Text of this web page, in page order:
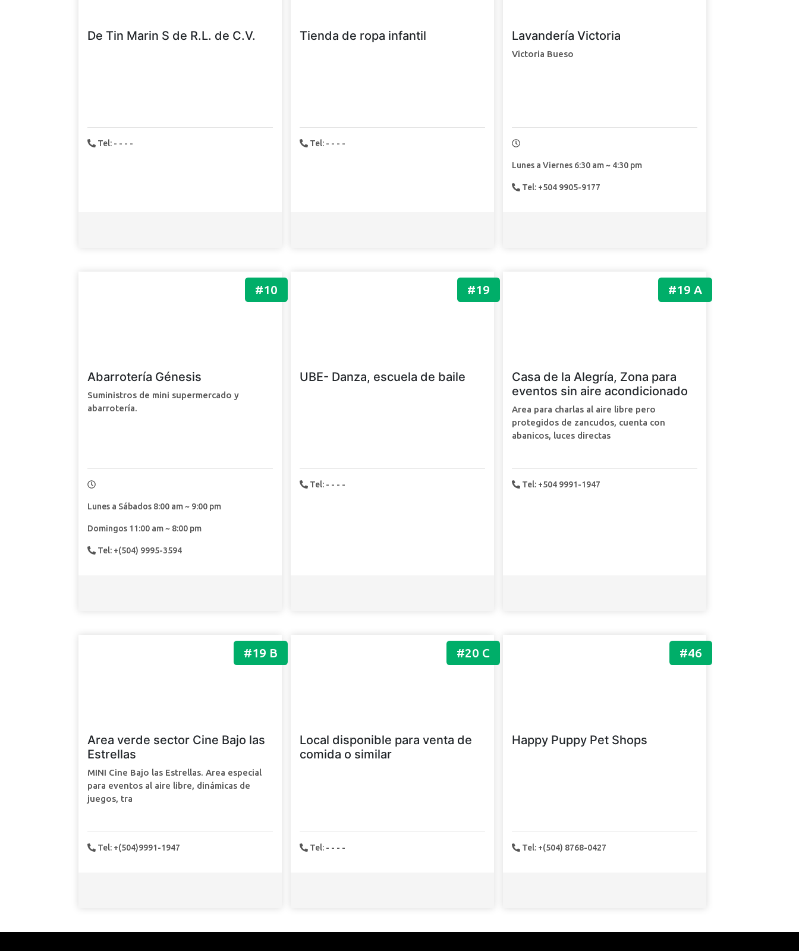
De Tin Marin S de R.L. de C.V.
Tel: - - - -
Tienda de ropa infantil
Tel: - - - -
Lavandería Victoria
Victoria Bueso
Lunes a Viernes 6:30 am ~ 4:30 pm
Tel: +504 9905-9177
#10
Abarrotería Génesis
Suministros de mini supermercado y
abarrotería.
Lunes a Sábados 8:00 am ~ 9:00 pm
Domingos 11:00 am ~ 8:00 pm
Tel: +(504) 9995-3594
#19
UBE- Danza, escuela de baile
Tel: - - - -
#19 A
Casa de la Alegría, Zona para
eventos sin aire acondicionado
Area para charlas al aire libre pero
protegidos de zancudos, cuenta con
abanicos, luces directas
Tel: +504 9991-1947
#19 B
Area verde sector Cine Bajo las
Estrellas
MINI Cine Bajo las Estrellas. Area especial
para eventos al aire libre, dinámicas de
juegos, tra
Tel: +(504)9991-1947
#20 C
Local disponible para venta de
comida o similar
Tel: - - - -
#46
Happy Puppy Pet Shops
Tel: +(504) 8768-0427